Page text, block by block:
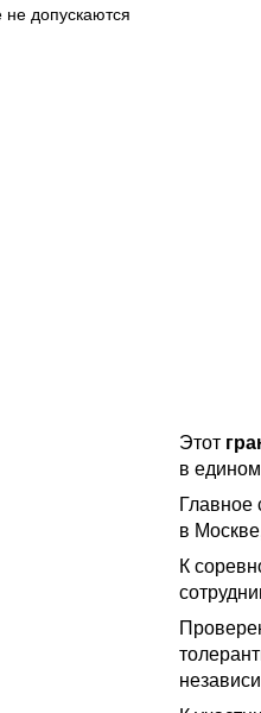
допускаются
Этот
в
Главное
в
К